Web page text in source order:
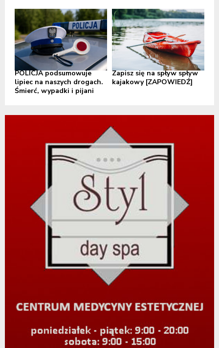
POLICJA podsumowuje
lipiec na naszych drogach.
Śmierć, wypadki i pijani
Zapisz się na spływ spływ
kajakowy [ZAPOWIEDŹ]